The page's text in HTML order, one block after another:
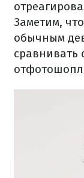
Заметим,
обычным
сравнивать